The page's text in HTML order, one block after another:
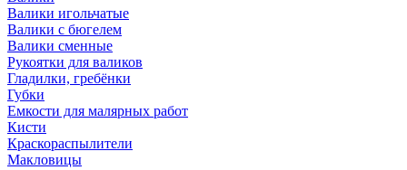
Валики игольчатые
Валики с бюгелем
Валики сменные
Рукоятки для валиков
Гладилки, гребёнки
Губки
Емкости для малярных работ
Кисти
Краскораспылители
Макловицы